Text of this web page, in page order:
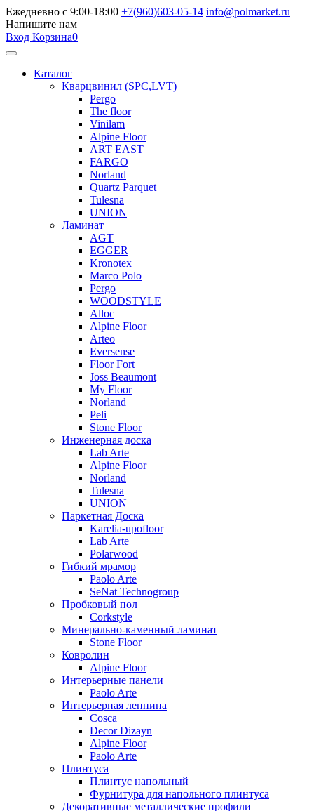
Ежедневно с 9:00-18:00 +7(960)603-05-14 info@polmarket.ru
Напишите нам
Вход Корзина0
Каталог
Кварцвинил (SPC,LVT)
Pergo
The floor
Vinilam
Alpine Floor
ART EAST
FARGO
Norland
Quartz Parquet
Tulesna
UNION
Ламинат
AGT
EGGER
Kronotex
Marco Polo
Pergo
WOODSTYLE
Alloc
Alpine Floor
Arteo
Eversense
Floor Fort
Joss Beaumont
My Floor
Norland
Peli
Stone Floor
Инженерная доска
Lab Arte
Alpine Floor
Norland
Tulesna
UNION
Паркетная Доска
Karelia-upofloor
Lab Arte
Polarwood
Гибкий мрамор
Paolo Arte
SeNat Technogroup
Пробковый пол
Corkstyle
Минерально-каменный ламинат
Stone Floor
Ковролин
Alpine Floor
Интерьерные панели
Paolo Arte
Интерьерная лепнина
Cosca
Decor Dizayn
Alpine Floor
Paolo Arte
Плинтуса
Плинтус напольный
Фурнитура для напольного плинтуса
Декоративные металлические профили